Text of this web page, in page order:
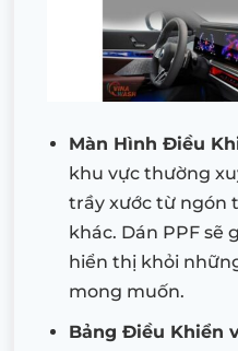
Màn Hình Điều
khu vực thường
trầy xước từ ngón
khác. Dán PPF sẽ
hiển thị khỏi
mong muốn.
Bảng Điều Khiển